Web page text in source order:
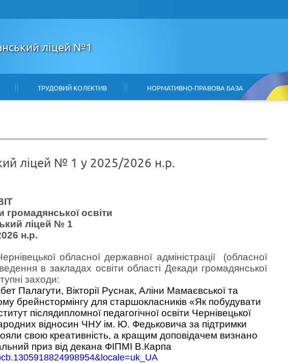
ліцей №1
ТРУДОВИЙ КОЛЕКТИВ НОРМАТИВНО-ПРАВОВА БАЗА
ліцей № 1 у 2025/2026 н.р.
освіти
ліцей № 1
н.р.
обласної державної адміністрації (обласної
в закладах освіти області Декади громадянської
заходи:
Палагути, Вікторії Руснак, Аліни Мамаєвської та
брейнстормінгу для старшокласників «Як побудувати
післядипломної педагогічної освіти Чернівецької
відносин ЧНУ ім. Ю. Федьковича за підтримки
свою креативність, а кращим доповідачем визнано
приз від декана ФІПМІ В.Карпа